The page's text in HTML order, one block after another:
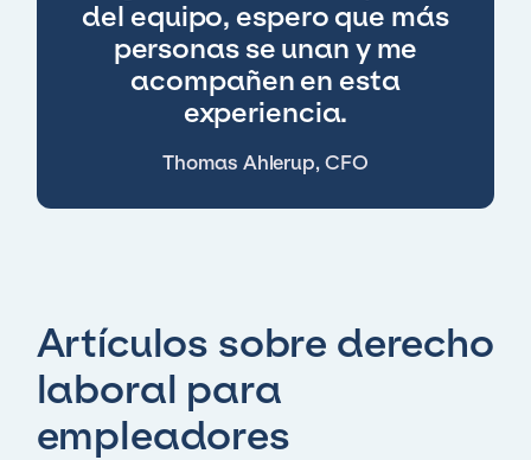
del equipo, espero que más
personas se unan y me
acompañen en esta
experiencia.
Thomas Ahlerup, CFO
Artículos sobre derecho
laboral para
empleadores